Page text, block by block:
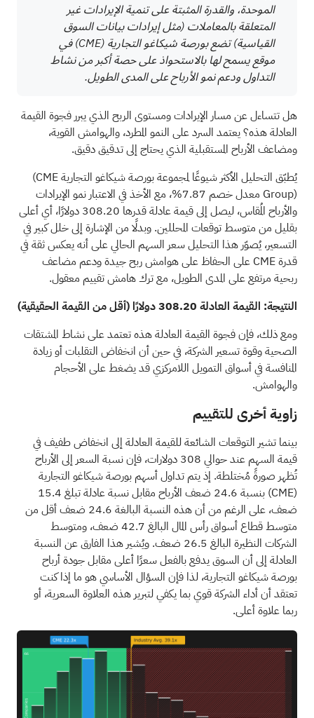
الموحدة، والقدرة المثبتة على تنمية الإيرادات غير
المتعلقة بالمعاملات (مثل إيرادات بيانات السوق
القياسية) تضع بورصة شيكاغو التجارية (CME) في
موقع يسمح لها بالاستحواذ على حصة أكبر من نشاط
التداول ودعم نمو الأرباح على المدى الطويل.
هل تتساءل عن مسار الإيرادات ومستوى الربح الذي يبرر فجوة القيمة
العادلة هذه؟ يعتمد السرد على النمو المطرد، والهوامش القوية،
ومضاعف الأرباح المستقبلية الذي يحتاج إلى تدقيق دقيق.
يُطبّق التحليل الأكثر شيوعًا لمجموعة بورصة شيكاغو التجارية(CME
Group)
معدل خصم 7.87%، مع الأخذ في الاعتبار نمو الإيرادات
والأرباح المُقاس، ليصل إلى قيمة عادلة قدرها 308.20 دولارًا، أي أعلى
بقليل من متوسط توقعات المحللين. وبدلًا من الإشارة إلى خلل كبير في
التسعير، يُصوّر هذا التحليل سعر السهم الحالي على أنه يعكس ثقة في
قدرة CME على الحفاظ على هوامش ربح جيدة ودعم مضاعف
ربحية مرتفع على المدى الطويل، مع ترك هامش تقييم معقول.
النتيجة: القيمة العادلة 308.20 دولارًا (أقل من القيمة الحقيقية)
ومع ذلك، فإن فجوة القيمة العادلة هذه تعتمد على نشاط المشتقات
الصحية وقوة تسعير الشركة، في حين أن انخفاض التقلبات أو زيادة
المنافسة في أسواق التمويل اللامركزي قد يضغط على الأحجام
والهوامش.
زاوية أخرى للتقييم
بينما تشير التوقعات الشائعة للقيمة العادلة إلى انخفاض طفيف في
قيمة السهم عند حوالي 308 دولارات، فإن نسبة السعر إلى الأرباح
تُظهر صورةً مُختلطة. إذ يتم تداول أسهم بورصة شيكاغو التجارية
(CME)
بنسبة 24.6 ضعف الأرباح مقابل نسبة عادلة تبلغ 15.4
ضعف، على الرغم من أن هذه النسبة البالغة 24.6 ضعف أقل من
متوسط قطاع أسواق رأس المال البالغ 42.7 ضعف، ومتوسط
الشركات النظيرة البالغ 26.5 ضعف. ويُشير هذا الفارق عن النسبة
العادلة إلى أن السوق يدفع بالفعل سعرًا أعلى مقابل جودة أرباح
بورصة شيكاغو التجارية، لذا فإن السؤال الأساسي هو ما إذا كنت
تعتقد أن أداء الشركة قوي بما يكفي لتبرير هذه العلاوة السعرية، أو
ربما علاوة أعلى.